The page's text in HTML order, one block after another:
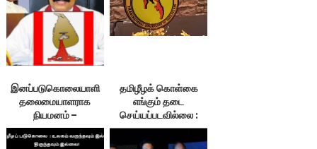
இனப்படுகொலையாளி
தலைமையாளராக
நியமனம் –
உருத்திரகுமாரன்
கண்டனம்
தமிழீழக் கொள்கை
எங்கும் தடை
செய்யப்படவில்லை :
வி.உருத்திரகுமாரன் !